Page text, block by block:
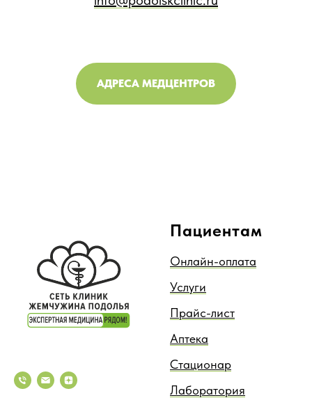
АДРЕСА МЕДЦЕНТРОВ
Пациентам
Онлайн-оплата
Услуги
Прайс-лист
Аптека
Стационар
Лаборатория